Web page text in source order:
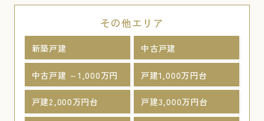
その他エリア
新築戸建 中古戸建
中古戸建 ～1,000万円 戸建1,000万円台
戸建2,000万円台 戸建3,000万円台